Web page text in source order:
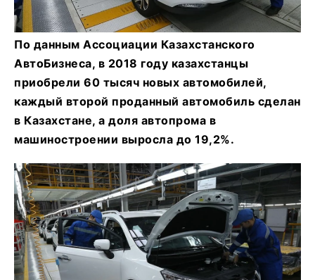
По данным Ассоциации Казахстанского
АвтоБизнеса, в 2018 году казахстанцы
приобрели 60 тысяч новых автомобилей,
каждый второй проданный автомобиль сделан
в Казахстане, а доля автопрома в
машиностроении выросла до 19,2%.